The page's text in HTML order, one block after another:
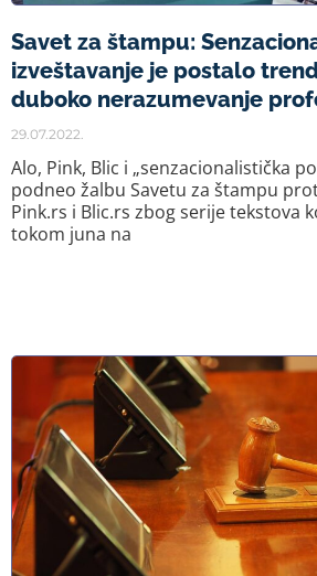
Savet za štampu:
izveštavanje je postalo
duboko nerazumevanje
29.07.2022.
Alo, Pink, Blic i „senzacionalistička
podneo žalbu Savetu za štampu
Pink.rs i Blic.rs zbog serije tekstova
tokom juna na